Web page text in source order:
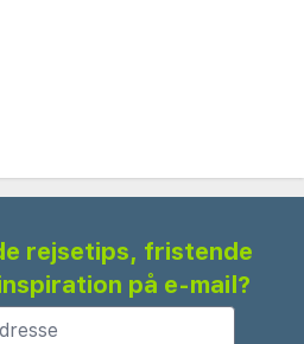
rejsetips, fristende
på e-mail?